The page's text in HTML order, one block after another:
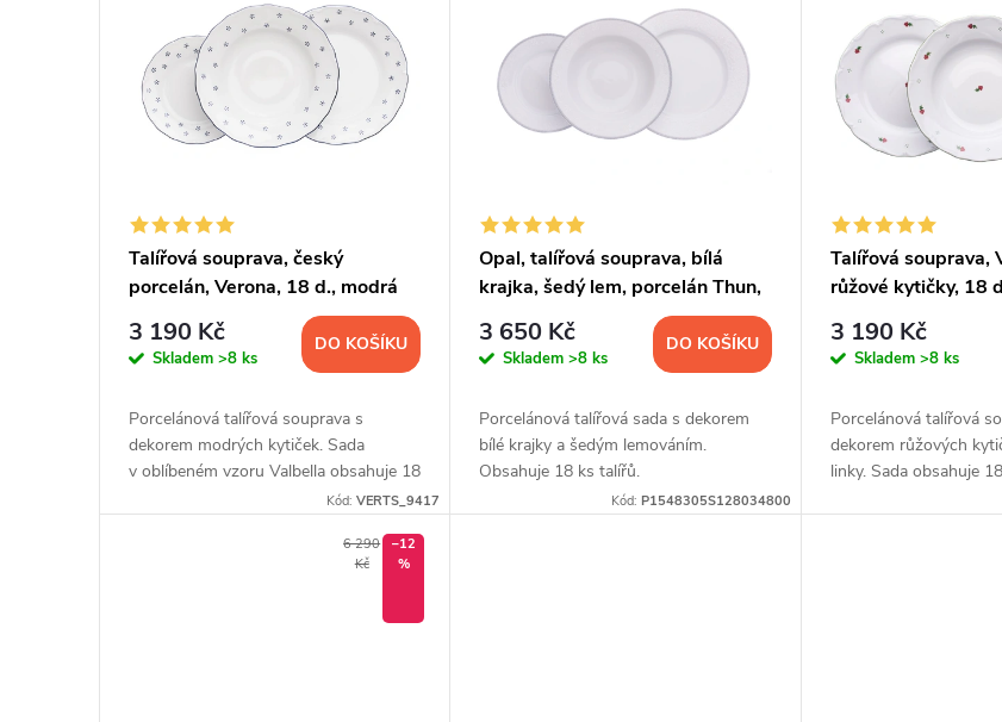
Talířová souprava, český
porcelán, Verona, 18 d., modrá
valbella, G. Benedikt
3 190 Kč
Skladem >8 ks
DO KOŠÍKU
Porcelánová talířová souprava s
dekorem modrých kytiček. Sada
v oblíbeném vzoru Valbella obsahuje 18
Kód:VERTS_9417
Opal, talířová souprava, bílá
krajka, šedý lem, porcelán Thun,
3 650 Kč
Skladem>8 ks
DO KOŠÍKU
Porcelánová talířová sada s dekorem
bílé krajky a šedým lemováním.
Obsahuje 18 ks talířů.
Kód: P1548305S128034800
Talířová souprava,
růžové kytičky, 18
3 190 Kč
Skladem >8 ks
Porcelánová talířová
dekorem růžových
linky. Sada obsahuje
6 290
Kč
–12
%